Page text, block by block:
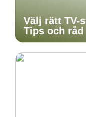
Välj rätt TV-
Tips och råd